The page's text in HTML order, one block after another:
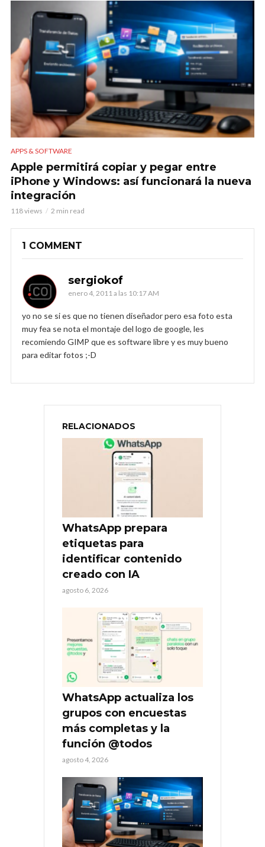
APPS & SOFTWARE
Apple permitirá copiar y pegar entre
iPhone y Windows: así funcionará la nueva
integración
118 views 2 min read
1 COMMENT
sergiokof
enero 4, 2011 a las 10:17 AM
yo no se si es que no tienen diseñador pero esa foto esta
muy fea se nota el montaje del logo de google, les
recomiendo GIMP que es software libre y es muy bueno
para editar fotos ;-D
RELACIONADOS
WhatsApp prepara
etiquetas para
identificar contenido
creado con IA
agosto 6, 2026
WhatsApp actualiza los
grupos con encuestas
más completas y la
función @todos
agosto 4, 2026